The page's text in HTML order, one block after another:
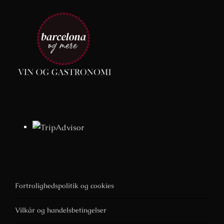
Fortrolighedspolitik og cookies
Vilkår og handelsbetingelser